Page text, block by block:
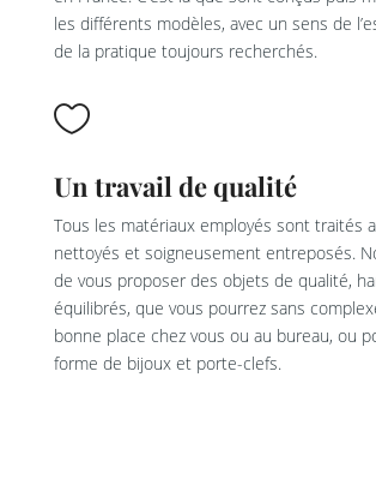
les différents modèles, avec un sens de
de la pratique toujours recherchés.

Un travail de qualité
Tous les matériaux employés sont traités
nettoyés et soigneusement entreposés.
de vous proposer des objets de qualité,
équilibrés, que vous pourrez sans
bonne place chez vous ou au bureau, ou
forme de bijoux et porte-clefs.